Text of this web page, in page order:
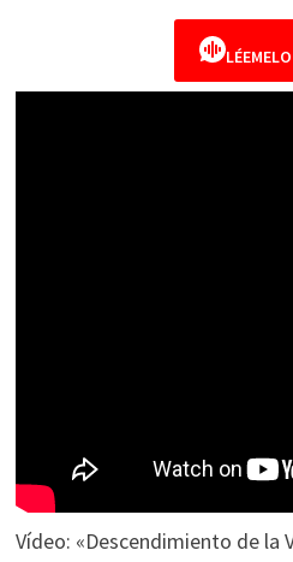
Vídeo: «Descendimiento de la